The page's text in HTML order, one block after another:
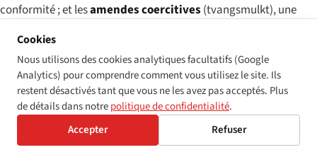
conformité ; et lesamendes coercitives (tvangsmulkt), une
conformité. Les deux outils sont disponibles en vertu de l'UU-
forskriften via les sections habilitantes du règlement dans le
chapitre LDL qui a survécu à la consolidation de 2017, et les deux
outils sont disponibles en vertu de la loi de 2024 sous une forme
Cookies
Nous utilisons des cookies analytiques facultatifs (Google
Analytics) pour comprendre comment vous utilisez le site. Ils
restent désactivés tant que vous ne les avez pas acceptés. Plus
de détails dans notrepolitique de confidentialité.
Accepter
Refuser